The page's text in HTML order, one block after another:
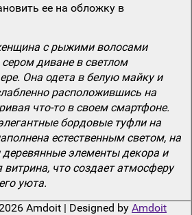
ее на обложку в
с рыжими волосами
диване в светлом
Она одета в белую майку и
расположившись на
что-то в своем смартфоне.
бордовые туфли на
естественным светом, на
элементы декора и
витрина, что создает атмосферу
уюта.
Amdoit | Designed by Amdoit